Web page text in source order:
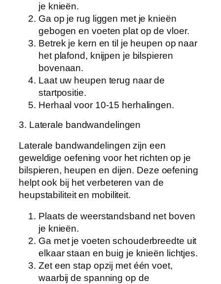
je knieën.
Ga op je rug liggen met je knieën
gebogen en voeten plat op de vloer.
Betrek je kern en til je heupen op naar
het plafond, knijpen je bilspieren
bovenaan.
Laat uw heupen terug naar de
startpositie.
Herhaal voor 10-15 herhalingen.
3. Laterale bandwandelingen
Laterale bandwandelingen zijn een
geweldige oefening voor het richten op je
bilspieren, heupen en dijen. Deze oefening
helpt ook bij het verbeteren van de
heupstabiliteit en mobiliteit.
Plaats de weerstandsband net boven
je knieën.
Ga met je voeten schouderbreedte uit
elkaar staan en buig je knieën lichtjes.
Zet een stap opzij met één voet,
waarbij de spanning op de